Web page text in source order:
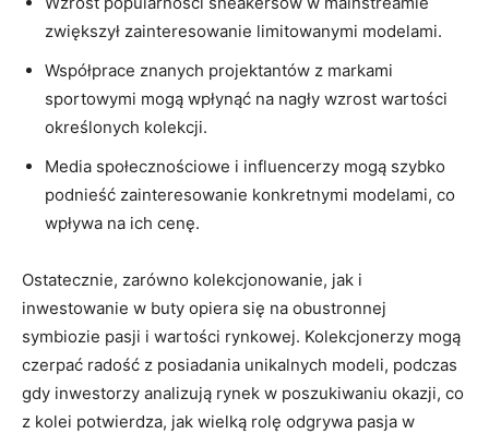
zwiększył zainteresowanie limitowanymi modelami.
Współprace znanych projektantów z markami
sportowymi mogą wpłynąć na nagły wzrost wartości
określonych kolekcji.
Media społecznościowe i influencerzy mogą szybko
podnieść zainteresowanie konkretnymi modelami, co
wpływa na ich cenę.
Ostatecznie, zarówno kolekcjonowanie, jak i
inwestowanie w buty opiera się na obustronnej
symbiozie pasji i wartości rynkowej. Kolekcjonerzy mogą
czerpać radość z posiadania unikalnych modeli, podczas
gdy inwestorzy analizują rynek w poszukiwaniu okazji, co
z kolei potwierdza, jak wielką rolę odgrywa pasja w